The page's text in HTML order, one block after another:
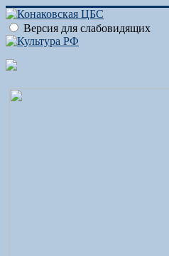
Версия для слабовидящих